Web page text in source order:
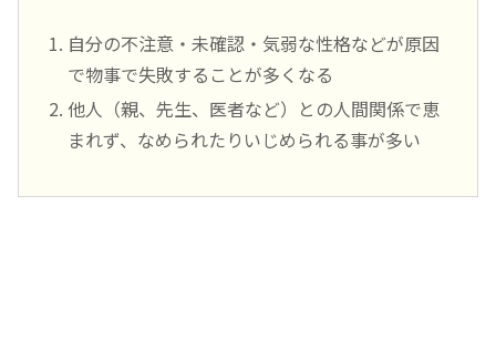
自分の不注意・未確認・気弱な性格などが原因
で物事で失敗することが多くなる
他人（親、先生、医者など）との人間関係で恵
まれず、なめられたりいじめられる事が多い